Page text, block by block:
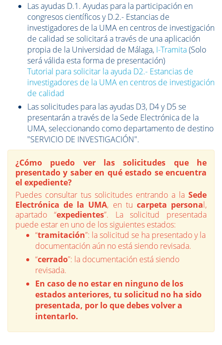
Las ayudas D.1. Ayudas para la participación en
congresos científicos y D.2.- Estancias de
investigadores de la UMA en centros de investigación
de calidad se solicitará a través de una aplicación
propia de la Universidad de Málaga, I-Tramita(Solo
será válida esta forma de presentación)
Tutorial para solicitar la ayuda D2.- Estancias de
investigadores de la UMA en centros de investigación
de calidad
Las solicitudes para las ayudas D3, D4 y D5 se
presentarán a través de la Sede Electrónica de la
UMA, seleccionando como departamento de destino
"SERVICIO DE INVESTIGACIÓN".
¿Cómo puedo ver las solicitudes que he
presentado y saber en qué estado se encuentra
el expediente?
Puedes consultar tus solicitudes entrando a la Sede
Electrónica de la UMA, en tu carpeta personal,
apartado “expedientes”. La solicitud presentada
puede estar en uno de los siguientes estados:
“tramitación”: la solicitud se ha presentado y la
documentación aún no está siendo revisada.
“cerrado”: la documentación está siendo
revisada.
En caso de no estar en ninguno de los
estados anteriores, tu solicitud no ha sido
presentada, por lo que debes volver a
intentarlo.